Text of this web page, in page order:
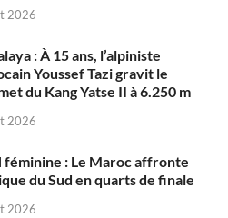
2026
: À 15 ans, l’alpiniste
Youssef Tazi gravit le
du Kang Yatse II à 6.250 m
2026
féminine : Le Maroc affronte
du Sud en quarts de finale
2026